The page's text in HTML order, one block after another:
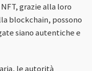
grazie alla loro
blockchain, possono
siano autentiche e
le autorità